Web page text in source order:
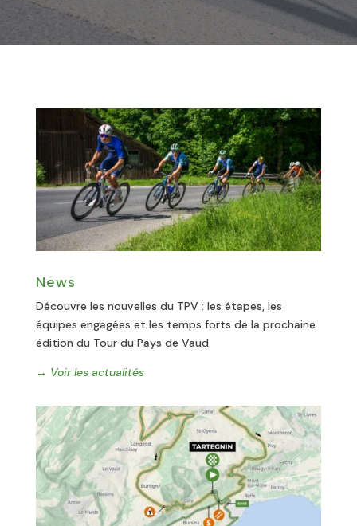
News
Découvre les nouvelles du TPV : les étapes, les
équipes engagées et les temps forts de la prochaine
édition du Tour du Pays de Vaud.
→ Voir les actualités